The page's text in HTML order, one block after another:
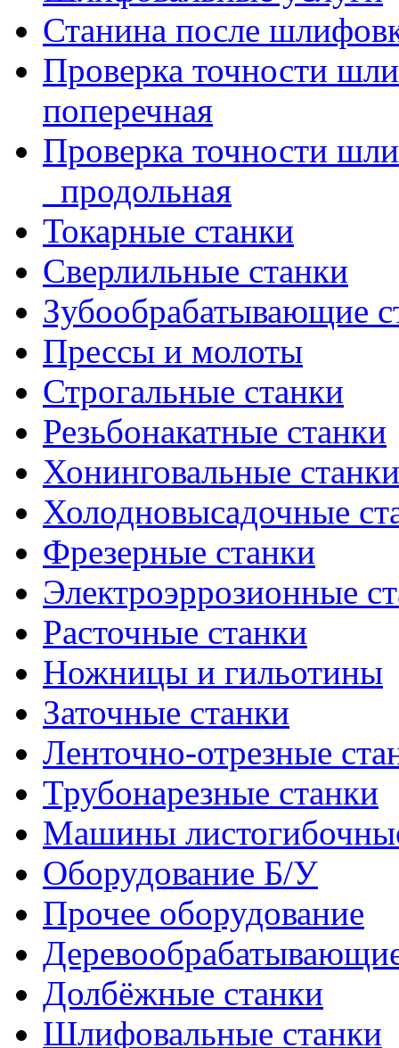
Станина после
Проверка точности
поперечная
Проверка точности
_продольная
Токарные станки
Сверлильные станки
Зубообрабатывающие
Прессы и молоты
Строгальные станки
Резьбонакатные станки
Хонинговальные станки
Холодновысадочные
Фрезерные станки
Электроэррозионные
Расточные станки
Ножницы и гильотины
Заточные станки
Ленточно-отрезные
Трубонарезные станки
Машины
Оборудование Б/У
Прочее оборудование
Долбёжные станки
Шлифовальные станки